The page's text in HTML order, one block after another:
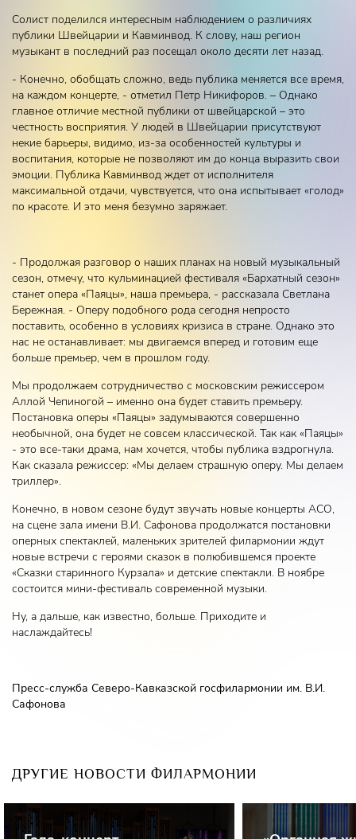
Солист поделился интересным наблюдением о различиях
публики Швейцарии и Кавминвод. К слову, наш регион
музыкант в последний раз посещал около десяти лет назад.
- Конечно, обобщать сложно, ведь публика меняется все время,
на каждом концерте, - отметил Петр Никифоров. – Однако
главное отличие местной публики от швейцарской – это
честность восприятия. У людей в Швейцарии присутствуют
некие барьеры, видимо, из-за особенностей культуры и
воспитания, которые не позволяют им до конца выразить свои
эмоции. Публика Кавминвод ждет от исполнителя
максимальной отдачи, чувствуется, что она испытывает «голод»
по красоте. И это меня безумно заряжает.
- Продолжая разговор о наших планах на новый музыкальный
сезон, отмечу, что кульминацией фестиваля «Бархатный сезон»
станет опера «Паяцы», наша премьера, - рассказала Светлана
Бережная. - Оперу подобного рода сегодня непросто
поставить, особенно в условиях кризиса в стране. Однако это
нас не останавливает: мы двигаемся вперед и готовим еще
больше премьер, чем в прошлом году.
Мы продолжаем сотрудничество с московским режиссером
Аллой Чепиногой – именно она будет ставить премьеру.
Постановка оперы «Паяцы» задумываются совершенно
необычной, она будет не совсем классической. Так как «Паяцы»
- это все-таки драма, нам хочется, чтобы публика вздрогнула.
Как сказала режиссер: «Мы делаем страшную оперу. Мы делаем
триллер».
Конечно, в новом сезоне будут звучать новые концерты АСО,
на сцене зала имени В.И. Сафонова продолжатся постановки
оперных спектаклей, маленьких зрителей филармонии ждут
новые встречи с героями сказок в полюбившемся проекте
«Сказки старинного Курзала» и детские спектакли. В ноябре
состоится мини-фестиваль современной музыки.
Ну, а дальше, как известно, больше. Приходите и
наслаждайтесь!
Пресс-служба Северо-Кавказской госфилармонии им. В.И.
Сафонова
ДРУГИЕ НОВОСТИ ФИЛАРМОНИИ